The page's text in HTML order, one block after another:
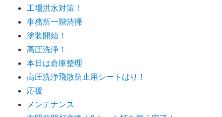
工場洪水対策！
事務所一階清掃
塗装開始！
高圧洗浄！
本日は倉庫整理
高圧洗浄飛散防止用シートはり！
応援
メンテナンス